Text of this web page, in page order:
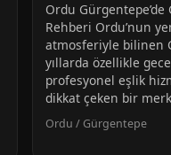
Ordu
Rehberi Ordu’nun
atmosferiyle bilinen
yıllarda özellikle
profesyonel eşlik
dikkat çeken bir
Ordu / Gürgentepe